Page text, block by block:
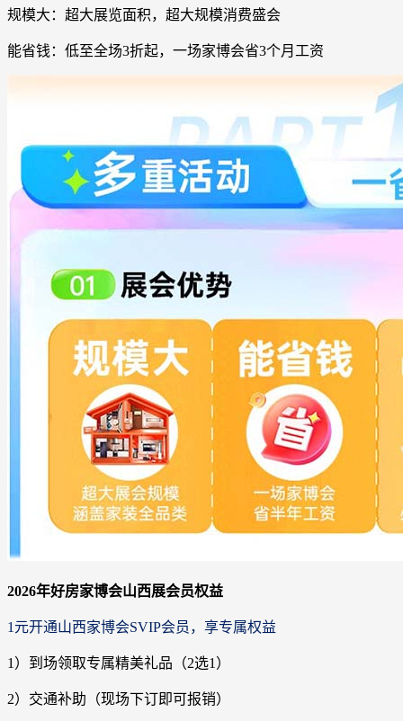
规模大：超大展览面积，超大规模消费盛会
能省钱：低至全场3折起，一场家博会省3个月工资
2026年好房家博会山西展会员权益
1元开通山西家博会SVIP会员，享专属权益
1）到场领取专属精美礼品（2选1）
2）交通补助（现场下订即可报销）